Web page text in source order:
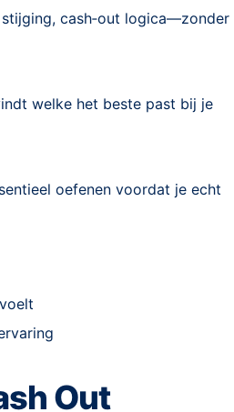
cash‑out logica—zonder
welke het beste past bij je
oefenen voordat je echt
Out